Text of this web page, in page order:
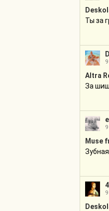
Ты за
Altra
За
Muse